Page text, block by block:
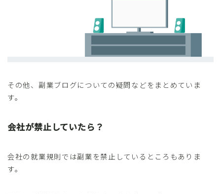
その他、副業ブログについての疑問などをまとめていま
す。
会社が禁止していたら？
会社の就業規則では副業を禁止しているところもありま
す。